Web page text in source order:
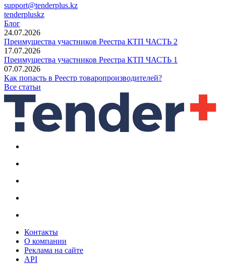
support@tenderplus.kz
tenderpluskz
Блог
24.07.2026
Преимущества участников Реестра КТП ЧАСТЬ 2
17.07.2026
Преимущества участников Реестра КТП ЧАСТЬ 1
07.07.2026
Как попасть в Реестр товаропроизводителей?
Все статьи
Контакты
О компании
Реклама на сайте
API